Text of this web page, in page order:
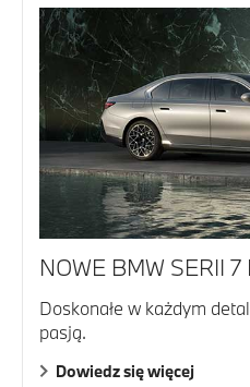
NOWE BMW SERII
Doskonałe w każdym
pasją.
Dowiedz się więcej